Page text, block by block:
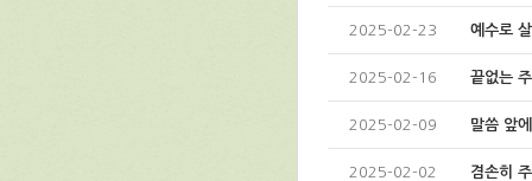
2025-02-23 예수로
2025-02-16 끝없는
2025-02-09 말씀 앞
2025-02-02 겸손히